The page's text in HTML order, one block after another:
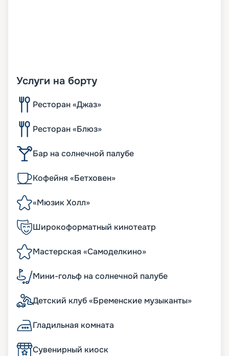
Услуги на борту
Ресторан «Джаз»
Ресторан «Блюз»
Бар на солнечной палубе
Кофейня «Бетховен»
«Мюзик Холл»
Широкоформатный кинотеатр
Мастерская «Самоделкино»
Мини-гольф на солнечной палубе
Детский клуб «Бременские музыканты»
Гладильная комната
Сувенирный киоск